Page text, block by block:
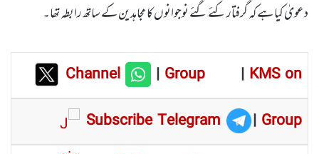
دعویٰ کیا ہے کہ گرفتار کئے گئے نوجوانوں کا مجاہدین کے ساتھ رابطہ تھا۔
Channel |Group | KMS on
Subscribe Telegram
| Group